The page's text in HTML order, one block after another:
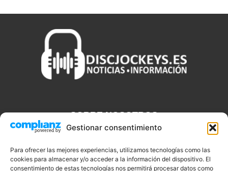
Gestionar consentimiento
Para ofrecer las mejores experiencias, utilizamos tecnologías como las
cookies para almacenar y/o acceder a la información del dispositivo. El
consentimiento de estas tecnologías nos permitirá procesar datos como
SOBRE NOSOTROS
Discjockeys.es es el portal web donde podrás conseguir todo lo
que necesitas saber sobre noticias, novedades, tecnologías y
aplicaciones que te ayudaran a ser un mejor Djs.